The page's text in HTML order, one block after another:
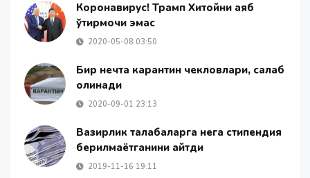
Коронавирус! Трамп Хитойни аяб
ўтирмоқчи эмас
2020-05-08 03:50
Бир нечта карантин чекловлари, сақлаб
қолинади
2020-09-01 23:13
Вазирлик талабаларга нега стипендия
берилмаётганини айтди
2019-11-16 19:11